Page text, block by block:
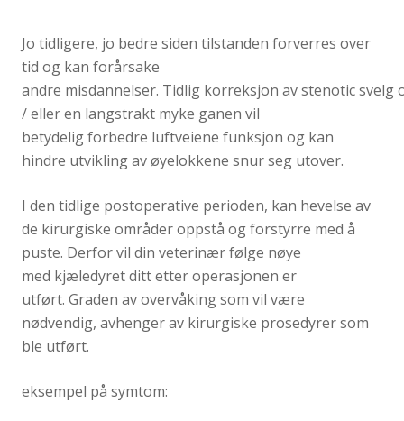
Jo tidligere, jo bedre siden tilstanden forverres over
tid og kan forårsake
andre misdannelser. Tidlig korreksjon avstenoticsvelg
/ eller en langstrakt myke ganen vil
betydeligforbedre luftveiene funksjon og kan
hindre utviklingavøyelokkene snur seg utover.
I den tidlige postoperative perioden, kan hevelse av
de kirurgiske områderoppstå ogforstyrre med å
puste. Derfor vil din veterinærfølge nøye
med kjæledyret dittetter operasjonen er
utført. Graden avovervåking som vil være
nødvendig, avhenger av kirurgiske prosedyrersom
ble utført.
eksempel på symtom: